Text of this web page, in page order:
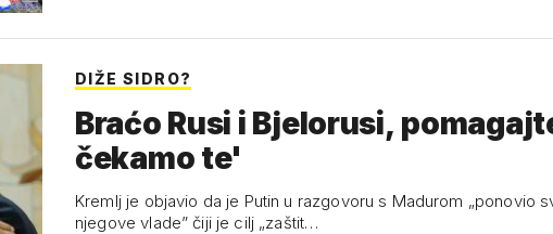
DIŽE SIDRO?
Braćo Rusi i Bjelorusi,
čekamo te'
Kremlj je objavio da je Putin u razgovoru s Madurom „ponovio
njegove vlade” čiji je cilj „zaštit…